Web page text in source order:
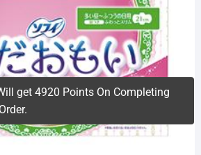
get 4920 Points On Completing